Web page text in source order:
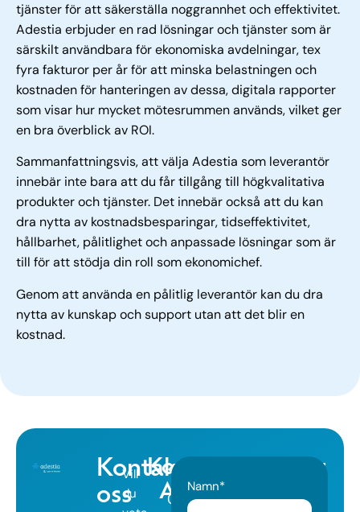
tjänster för att säkerställa noggrannhet och effektivitet.
Adestia erbjuder en rad lösningar och tjänster som är
särskilt användbara för ekonomiska avdelningar, tex
fyra fakturor per år för att minska belastningen och
kostnaden för hanteringen av dessa, digitala rapporter
som visar hur mycket mötesrummen används, vilket ger
en bra överblick av ROI.
Sammanfattningsvis, att välja Adestia som leverantör
innebär inte bara att du får tillgång till högkvalitativa
produkter och tjänster. Det innebär också att du kan
dra nytta av kostnadsbesparingar, tidseffektivitet,
hållbarhet, pålitlighet och anpassade lösningar som är
till för att stödja din roll som ekonomichef.
Genom att använda en pålitlig leverantör kan du dra
nytta av kunskap och support utan att det blir en
kostnad.
Kontakta
oss
Vill
du
Kontaktuppgifter
08-
Adress
Namn*